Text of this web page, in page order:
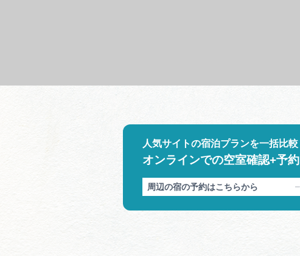
人気サイトの宿泊プランを一括比較
オンラインでの空室確認+予約
周辺の宿の予約はこちらから